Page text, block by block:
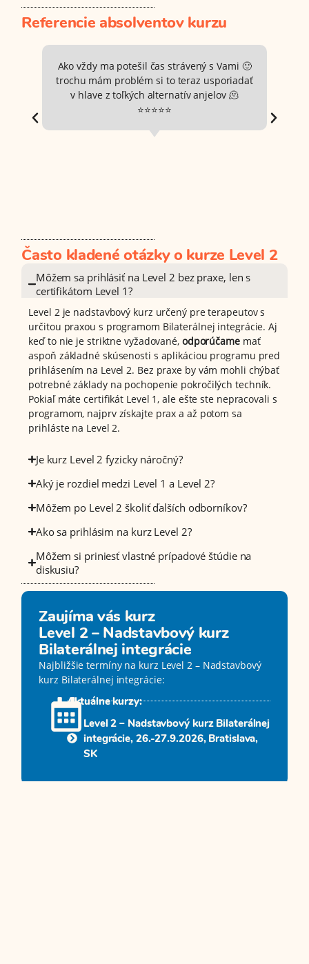
Referencie absolventov kurzu
Ako vždy ma potešil čas strávený s Vami 🙂
trochu mám problém si to teraz usporiadať
v hlave z toľkých alternatív anjelov 🫠
⭐⭐⭐⭐⭐
Často kladené otázky o kurze Level 2
Môžem sa prihlásiť na Level 2 bez praxe, len s
certifikátom Level 1?
Level 2 je nadstavbový kurz určený pre terapeutov s
určitou praxou s programom Bilaterálnej integrácie. Aj
keď to nie je striktne vyžadované, odporúčamemať
aspoň základné skúsenosti s aplikáciou programu pred
prihlásením na Level 2. Bez praxe by vám mohli chýbať
potrebné základy na pochopenie pokročilých techník.
Pokiaľ máte certifikát Level 1, ale ešte ste nepracovali s
programom, najprv získajte prax a až potom sa
prihláste na Level 2.
Je kurz Level 2 fyzicky náročný?
Aký je rozdiel medzi Level 1 a Level 2?
Môžem po Level 2 školiť ďalších odborníkov?
Ako sa prihlásim na kurz Level 2?
Môžem si priniesť vlastné prípadové štúdie na
diskusiu?
Zaujíma vás kurz
Level 2 – Nadstavbový kurz
Bilaterálnej integrácie
Najbližšie termíny na kurz Level 2 – Nadstavbový
kurz Bilaterálnej integrácie:
Aktuálne kurzy:
Level 2 – Nadstavbový kurz Bilaterálnej
integrácie, 26.-27.9.2026, Bratislava,
SK